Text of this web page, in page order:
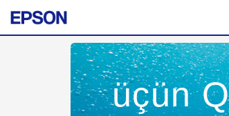
üçün